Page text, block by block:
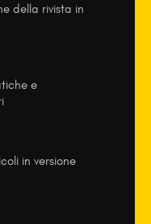
della rivista in
e
in versione